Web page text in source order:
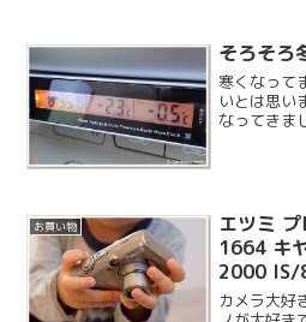
そろそろ
寒くなって
いとは思い
なってきま
お買い物
エツミ
1664 キ
2000 IS/
カメラ大好